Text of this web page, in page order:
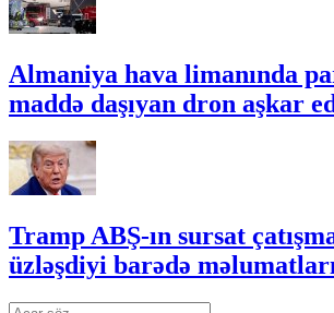
Almaniya hava limanında
maddə daşıyan dron aşkar
Tramp ABŞ-ın sursat
üzləşdiyi barədə